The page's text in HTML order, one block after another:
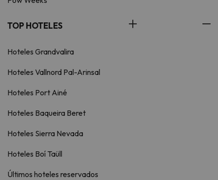
TOP HOTELES
Hoteles Grandvalira
Hoteles Vallnord Pal-Arinsal
Hoteles Port Ainé
Hoteles Baqueira Beret
Hoteles Sierra Nevada
Hoteles Boí Taüll
Últimos hoteles reservados